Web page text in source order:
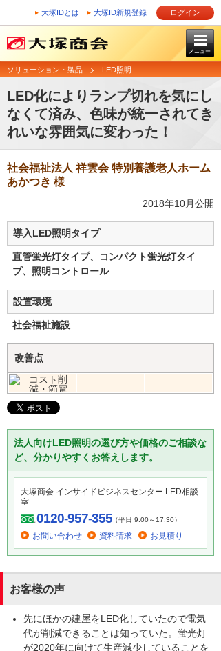
大塚IDとは 大塚ID新規登録 ログイン
メニュー
ソリューション・製品 LED照明
LED化によりランプ切れを気にし
なくて済み、色味が統一されてき
れいな雰囲気に変わった！
社会福祉法人 祥雲会 特別養護老人ホーム
あかつき 様
2018年10月公開
導入LED照明タイプ
直管蛍光灯タイプ、コンパクト蛍光灯タイ
プ、照明コントロール
設置環境
社会福祉施設
改善点
法人向けLED照明の選び方や価格のご相談な
ど、分かりやすくお答えします。
大塚商会 インサイドビジネスセンター LED相談
室
0120-957-355（平日 9:00～17:30）
お問い合わせ 資料請求 お見積り
お客様の声
先にほかの建屋をLED化していたので電気
代が削減できることは知っていた。蛍光灯
が2020年に向けて生産減少していることを